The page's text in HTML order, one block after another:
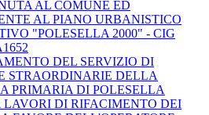
AL COMUNE ED
AL PIANO URBANISTICO
"POLESELLA 2000" - CIG
DEL SERVIZIO DI
STRAORDINARIE DELLA
PRIMARIA DI POLESELLA
LAVORI DI RIFACIMENTO DEI